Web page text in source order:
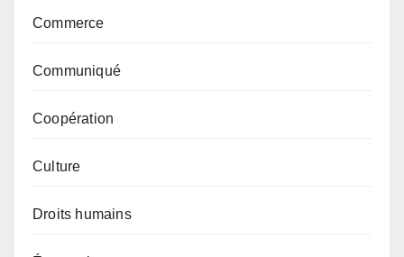
Commerce
Communiqué
Coopération
Culture
Droits humains